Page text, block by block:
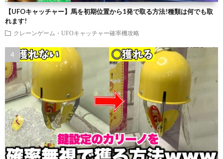
【UFOキャッチャー】馬を初期位置から1発で取る方法!種類は何でも取
れます!
クレーンゲーム・UFOキャッチャー確率機攻略